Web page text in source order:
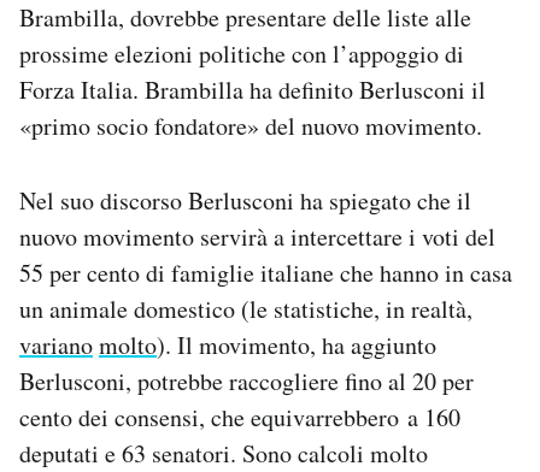
Area Personale
Newsletter
Hai bisogno di aiuto?
Brambilla, dovrebbe presentare delle liste alle
prossime elezioni politiche con l’appoggio di
Forza Italia. Brambilla ha definito Berlusconi il
«primo socio fondatore» del nuovo movimento.
Nel suo discorso Berlusconi ha spiegato che il
nuovo movimento servirà a intercettare i voti del
55 per cento di famiglie italiane che hanno in casa
un animale domestico (le statistiche, in realtà,
varianomolto). Il movimento, ha aggiunto
Berlusconi, potrebbe raccogliere fino al 20 per
cento dei consensi, che equivarrebbero a 160
deputati e 63 senatori. Sono calcoli molto